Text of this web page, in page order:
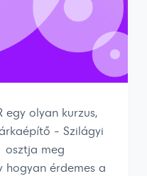
egy olyan kurzus,
- Szilágyi
osztja meg
érdemes a